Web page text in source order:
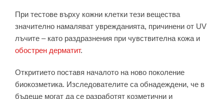
При тестове върху кожни клетки тези вещества
значително намаляват уврежданията, причинени от UV
лъчите – като раздразнения при чувствителна кожа и
обострен дерматит.
Откритието поставя началото на ново поколение
биокозметика. Изследователите са обнадеждени, че в
бъдеще могат да се разработят козметични и